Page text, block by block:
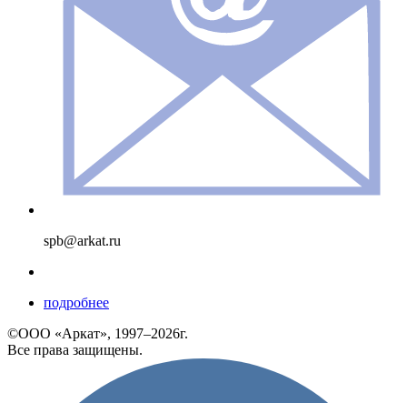
spb@arkat.ru
подробнее
©ООО «Аркат», 1997–2026г.
Все права защищены.